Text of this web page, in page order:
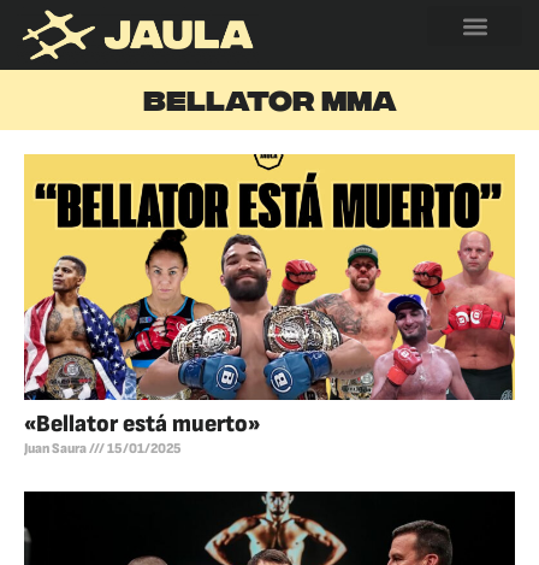
BELLATOR MMA
«Bellator está muerto»
Juan Saura 15/01/2025